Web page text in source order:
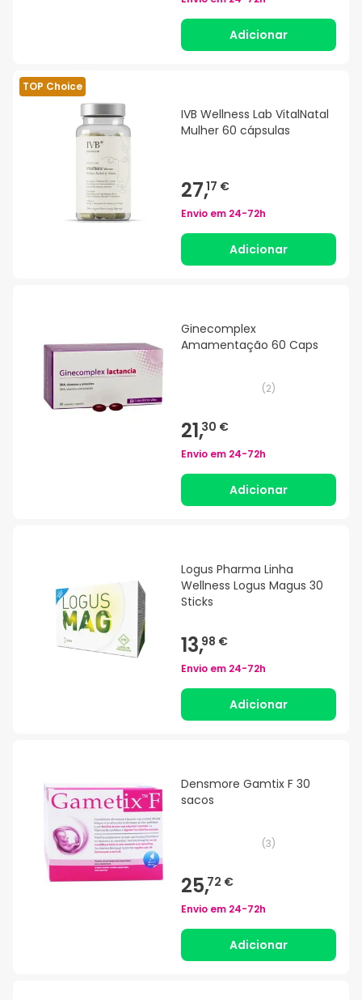
Adicionar
TOP Choice
IVB Wellness Lab VitalNatal
Mulher 60 cápsulas
27,17 €
Envio em 24-72h
Adicionar
Ginecomplex
Amamentação 60 Caps
(2)
21,30 €
Envio em 24-72h
Adicionar
Logus Pharma Linha
Wellness Logus Magus 30
Sticks
13,98 €
Envio em 24-72h
Adicionar
Densmore Gamtix F 30
sacos
(3)
25,72 €
Envio em 24-72h
Adicionar